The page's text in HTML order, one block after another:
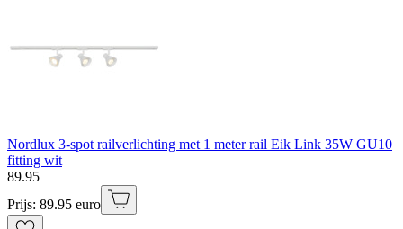
Nordlux 3-spot railverlichting met 1 meter rail Eik Link 35W GU10
fitting wit
89.95
Prijs: 89.95 euro